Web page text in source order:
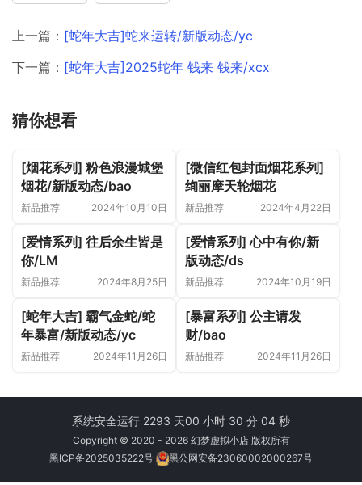
上一篇： [蛇年大吉]蛇来运转/新版动态/yc
下一篇： [蛇年大吉]2025蛇年 钱来 钱来/xcx
猜你想看
[烟花系列] 粉色浪漫城堡
烟花/新版动态/bao
新品推荐 2024年10月10日
[微信红包封面烟花系列]
绚丽摩天轮烟花
新品推荐 2024年4月22日
[爱情系列] 往后余生皆是
你/LM
新品推荐 2024年8月25日
[爱情系列] 心中有你/新
版动态/ds
新品推荐 2024年10月19日
[蛇年大吉] 霸气金蛇/蛇
年暴富/新版动态/yc
新品推荐 2024年11月26日
[暴富系列] 公主请发
财/bao
新品推荐 2024年11月26日
系统安全运行 2293 天00 小时 30 分 04 秒
Copyright © 2020 - 2026 幻梦虚拟小店 版权所有
黑ICP备2025035222号
黑公网安备23060002000267号